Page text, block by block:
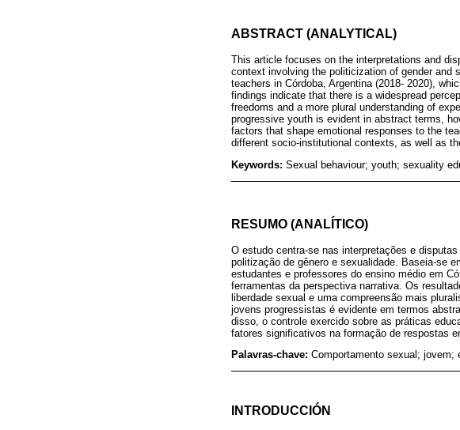
ABSTRACT (ANALYTICAL)
This article focuses on the interpretations and
context involving the politicization of gender and
teachers in Córdoba, Argentina (2018- 2020),
findings indicate that there is a widespread
freedoms and a more plural understanding of
progressive youth is evident in abstract terms,
factors that shape emotional responses to the
different socio-institutional contexts, as well as
Keywords: Sexual behaviour; youth; sexuality
RESUMO (ANALÍTICO)
O estudo centra-se nas interpretações e
politização de gênero e sexualidade. Baseia-se
estudantes e professores do ensino médio em
ferramentas da perspectiva narrativa. Os
liberdade sexual e uma compreensão mais
jovens progressistas é evidente em termos
disso, o controle exercido sobre as práticas
fatores significativos na formação de respostas
Palavras-chave: Comportamento sexual; jovem;
INTRODUCCIÓN